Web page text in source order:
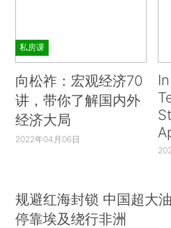
私房课
向松祚：宏观经济70
讲，带你了解国内外
经济大局
2022年04月06日
规避红海封锁 中国超大
停靠埃及绕行非洲